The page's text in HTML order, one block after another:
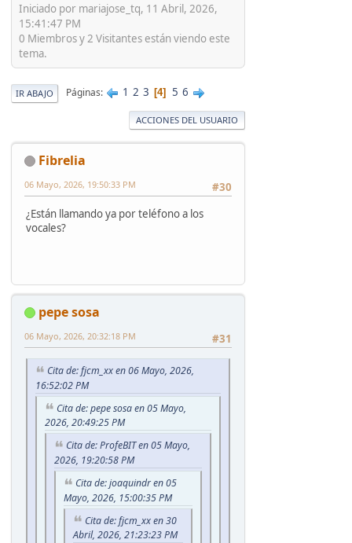
Iniciado por mariajose_tq, 11 Abril, 2026,
15:41:47 PM
0 Miembros y 2 Visitantes están viendo este
tema.
IR ABAJO Páginas 1 2 3 4 5 6
ACCIONES DEL USUARIO
Fibrelia
#30
06 Mayo, 2026, 19:50:33 PM
¿Están llamando ya por teléfono a los
vocales?
pepe sosa
#31
06 Mayo, 2026, 20:32:18 PM
Cita de: fjcm_xx en 06 Mayo, 2026,
16:52:02 PM
Cita de: pepe sosa en 05 Mayo,
2026, 20:49:25 PM
Cita de: ProfeBIT en 05 Mayo,
2026, 19:20:58 PM
Cita de: joaquindr en 05
Mayo, 2026, 15:00:35 PM
Cita de: fjcm_xx en 30
Abril, 2026, 21:23:23 PM